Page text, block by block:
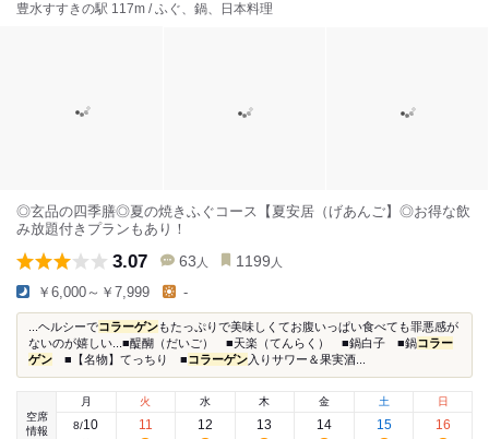
豊水すすきの駅 117m / ふぐ、鍋、日本料理
◎玄品の四季膳◎夏の焼きふぐコース【夏安居（げあんご】◎お得な飲
み放題付きプランもあり！
3.07 63 人 1199 人
￥6,000～￥7,999 -
...ヘルシーでコラーゲンもたっぷりで美味しくてお腹いっぱい食べても罪悪感が
ないのが嬉しい...■醍醐（だいご） ■天楽（てんらく） ■鍋白子 ■鍋コラー
ゲン ■【名物】てっちり ■コラーゲン入りサワー＆果実酒...
空席
情報
月
8/10
火
11
水
12
木
13
金
14
土
15
日
16